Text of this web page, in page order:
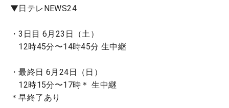
▼日テレNEWS24
・3日目 6月23日（土）
12時45分〜14時45分 生中継
・最終日 6月24日（日）
12時15分〜17時＊ 生中継
＊早終了あり